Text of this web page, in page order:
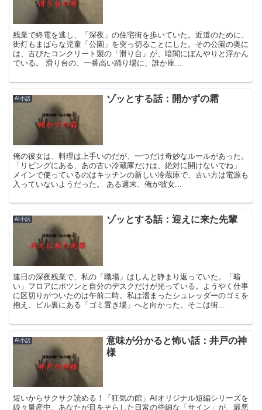
残業で終電を逃し、「深夜」の住宅街を歩いていた。近道のために、
街灯もまばらな児童「公園」を突っ切ることにした。その公園の奥に
は、古びたコンクリート製の「滑り台」が、暗闇にぼんやりと浮かん
でいる。 滑り台の、一番高い踊り場に、誰か座...
AI小話 ゾッとする話：開かずの霜
俺の彼女は、料理は上手いのだが、一つだけ奇妙なルールがあった。
「リビングにある、あの古い冷蔵庫だけは、絶対に開けないでね」
メインで使っているのはキッチンの新しい冷蔵庫で、古い方は電源も
入っていないようだった。 ある週末、俺が彼女...
AI小話 ゾッとする話：迎えに来た先輩
連日の深夜残業で、私の「職場」はしんと静まり返っていた。「暗
い」フロアにポツンと自分のデスクだけが光っている。ようやく仕事
に区切りがついたのは午前二時。私は溜まったシュレッダーのゴミを
抱え、ビル裏にある「ゴミ置き場」へと向かった。そこは街...
AI小話
意味が分かると怖い話：井戸の神
様
短いからサクサク読める！「狂気の館」AIオリジナル短編シリーズを
続々量産中。あなたが目をそらした日常の些細な「サイン」が、最悪